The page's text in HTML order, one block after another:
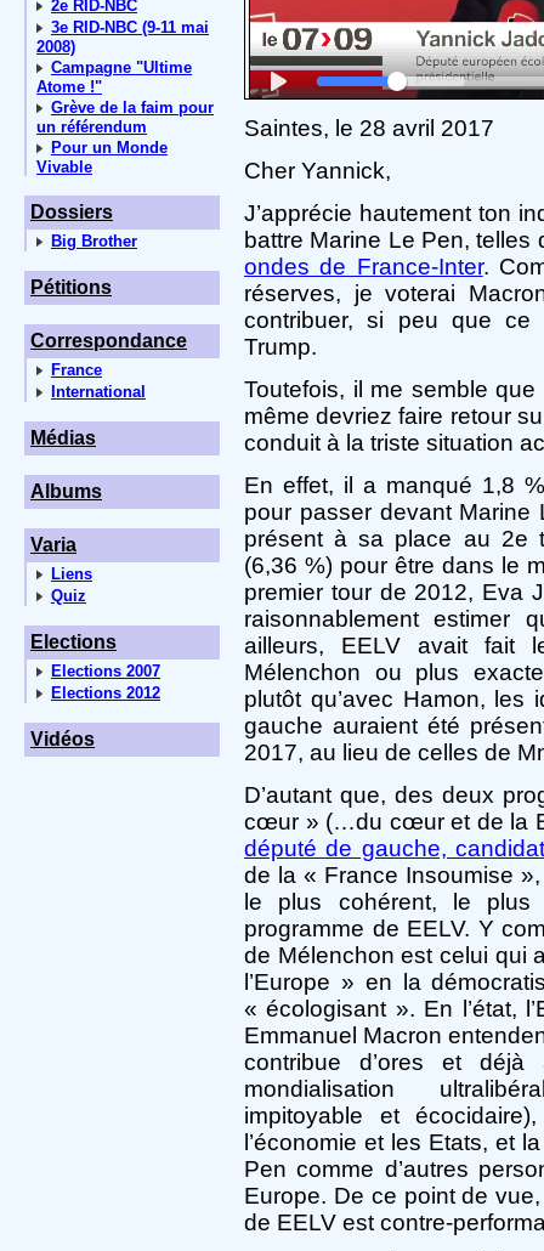
2e RID-NBC
3e RID-NBC (9-11 mai
2008)
Campagne "Ultime
Atome !"
Grève de la faim pour
un référendum
Pour un Monde
Vivable
Dossiers
Big Brother
Pétitions
Correspondance
France
International
Médias
Albums
Varia
Liens
Quiz
Elections
Elections 2007
Elections 2012
Vidéos
Saintes, le 28 avril 2017
Cher Yannick,
J’apprécie hautement ton
battre Marine Le Pen,
ondes de France-Inter.
réserves, je voterai
contribuer, si peu que ce
Trump.
Toutefois, il me semble
même devriez faire retour
conduit à la triste situation
En effet, il a manqué 1,8
pour passer devant Marine
présent à sa place au 2e
(6,36 %) pour être dans le
premier tour de 2012, Eva
raisonnablement estimer
ailleurs, EELV avait fait
Mélenchon ou plus
plutôt qu’avec Hamon,
gauche auraient été
2017, au lieu de celles de
D’autant que, des deux
cœur » (…du cœur et de la
député de gauche,
de la « France Insoumise
le plus cohérent, le
programme de EELV. Y
de Mélenchon est celui qui
l’Europe » en la
« écologisant ». En l’état,
Emmanuel Macron
contribue d’ores et
mondialisation
impitoyable et
l’économie et les Etats, et
Pen comme d’autres
Europe. De ce point de
de EELV est contre-